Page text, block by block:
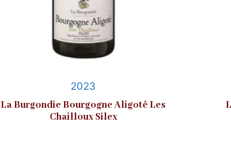
2023
La Burgondie Bourgogne Aligoté Les
Chailloux Silex